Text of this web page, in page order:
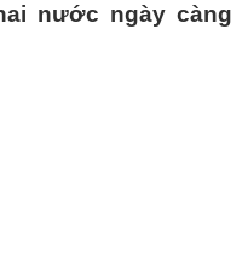
nước ngày càng